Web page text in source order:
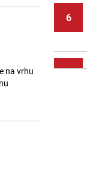
na vrhu
6
7